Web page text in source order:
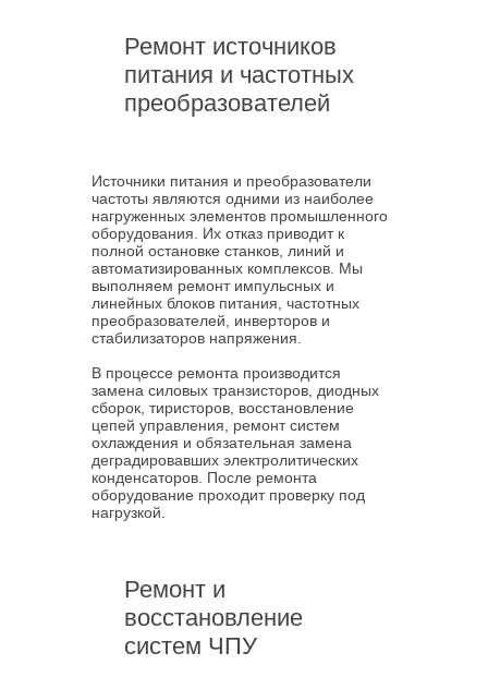
Ремонт источников
питания и частотных
преобразователей
Источники питания и преобразователи
частоты являются одними из наиболее
нагруженных элементов промышленного
оборудования. Их отказ приводит к
полной остановке станков, линий и
автоматизированных комплексов. Мы
выполняем ремонт импульсных и
линейных блоков питания, частотных
преобразователей, инверторов и
стабилизаторов напряжения.
В процессе ремонта производится
замена силовых транзисторов, диодных
сборок, тиристоров, восстановление
цепей управления, ремонт систем
охлаждения и обязательная замена
деградировавших электролитических
конденсаторов. После ремонта
оборудование проходит проверку под
нагрузкой.
Ремонт и
восстановление
систем ЧПУ